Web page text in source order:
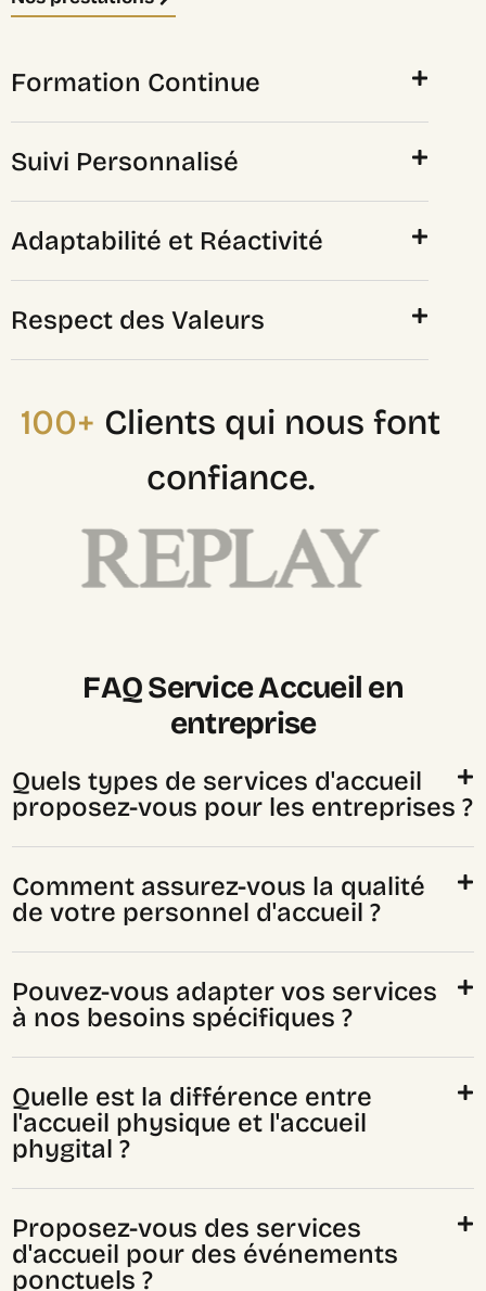
Formation Continue
Suivi Personnalisé
Adaptabilité et Réactivité
Respect des Valeurs
100+ Clients qui nous font
confiance.
FAQServiceAccueil en
entreprise
Quels types de services d'accueil
proposez-vous pour les entreprises ?
Comment assurez-vous la qualité
de votre personnel d'accueil ?
Pouvez-vous adapter vos services
à nos besoins spécifiques ?
Quelle est la différence entre
l'accueil physique et l'accueil
phygital ?
Proposez-vous des services
d'accueil pour des événements
ponctuels ?